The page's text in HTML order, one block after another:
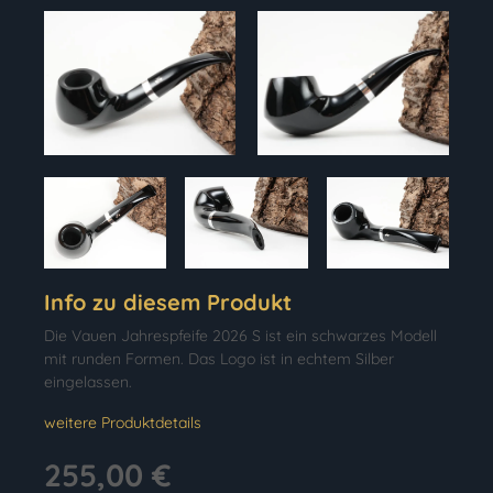
Info zu diesem Produkt
Die Vauen Jahrespfeife 2026 S ist ein schwarzes Modell
mit runden Formen. Das Logo ist in echtem Silber
eingelassen.
weitere Produktdetails
255,00 €